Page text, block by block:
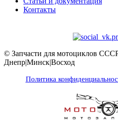
Контакты
© Запчасти для мотоциклов
Днепр|Минск|Восход
Политика